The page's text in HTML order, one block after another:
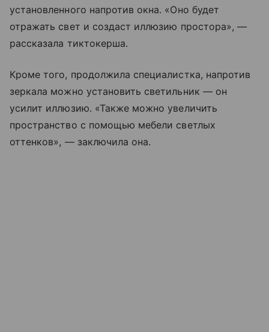
установленного напротив окна. «Оно будет
отражать свет и создаст иллюзию простора», —
рассказала тиктокерша.
Кроме того, продолжила специалистка, напротив
зеркала можно установить светильник — он
усилит иллюзию. «Также можно увеличить
пространство с помощью мебели светлых
оттенков», — заключила она.